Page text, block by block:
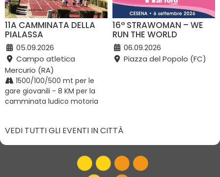
11A CAMMINATA DELLA
PIALASSA
05.09.2026
Campo atletica
Mercurio (RA)
1500/100/500 mt per le
gare giovanili - 8 KM per la
camminata ludico motoria
16° STRAWOMAN – WE
RUN THE WORLD
06.09.2026
Piazza del Popolo (FC)
VEDI TUTTI GLI EVENTI IN CITTÀ